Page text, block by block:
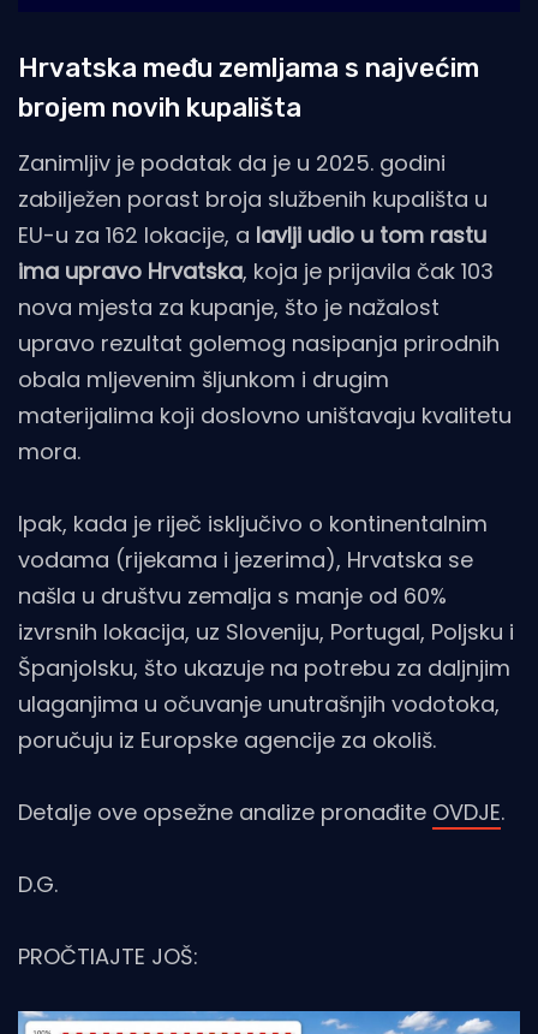
Hrvatska među zemljama s najvećim
brojem novih kupališta
Zanimljiv je podatak da je u 2025. godini
zabilježen porast broja službenih kupališta u
EU-u za 162 lokacije, a lavlji udio u tom rastu
ima upravo Hrvatska, koja je prijavila čak 103
nova mjesta za kupanje, što je nažalost
upravo rezultat golemog nasipanja prirodnih
obala mljevenim šljunkom i drugim
materijalima koji doslovno uništavaju kvalitetu
mora.
Ipak, kada je riječ isključivo o kontinentalnim
vodama (rijekama i jezerima), Hrvatska se
našla u društvu zemalja s manje od 60%
izvrsnih lokacija, uz Sloveniju, Portugal, Poljsku i
Španjolsku, što ukazuje na potrebu za daljnjim
ulaganjima u očuvanje unutrašnjih vodotoka,
poručuju iz Europske agencije za okoliš.
Detalje ove opsežne analize pronađite OVDJE.
D.G.
PROČTIAJTE JOŠ: